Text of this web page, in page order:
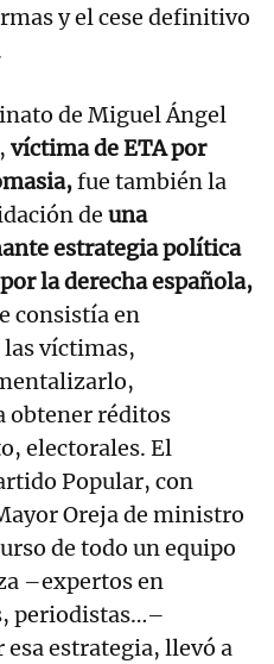
y el cese definitivo
de Miguel Ángel
víctima de ETA por
fue también la
de una
estrategia política
la derecha española,
consistía en
víctimas,
obtener réditos
electorales. El
Popular, con
Oreja de ministro
de todo un equipo
–expertos en
periodistas…–
estrategia, llevó a